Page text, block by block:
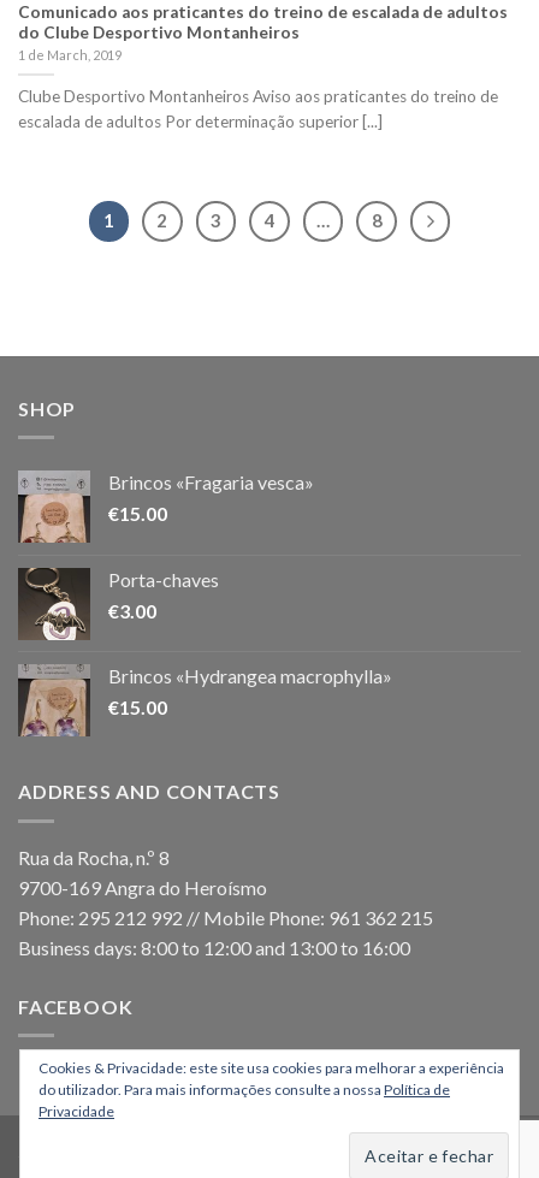
Comunicado aos praticantes do treino de escalada de adultos
do Clube Desportivo Montanheiros
1 de March, 2019
Clube Desportivo Montanheiros Aviso aos praticantes do treino de
escalada de adultos Por determinação superior [...]
1 2 3 4 … 8
SHOP
Brincos «Fragaria vesca»
€15.00
Porta-chaves
€3.00
Brincos «Hydrangea macrophylla»
€15.00
ADDRESS AND CONTACTS
Rua da Rocha, n.º 8
9700-169 Angra do Heroísmo
Phone: 295 212 992 // Mobile Phone: 961 362 215
Business days: 8:00 to 12:00 and 13:00 to 16:00
FACEBOOK
Cookies & Privacidade: este site usa cookies para melhorar a experiência
do utilizador. Para mais informações consulte a nossa Política de
Privacidade